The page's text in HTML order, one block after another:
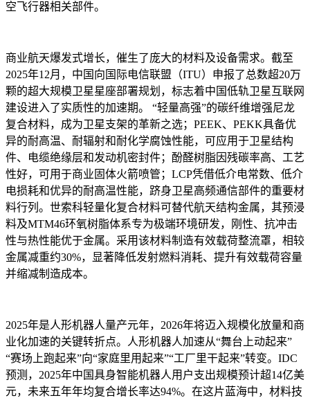
空飞行器相关部件。
商业航天爆发式增长，催生了庞大的材料及设备需求。截至
2025年12月，中国向国际电信联盟（ITU）申报了总数超20万
颗的超大规模卫星星座部署规划，标志着中国低轨卫星互联网
建设进入了实质性的加速期。 “轻量高强”的碳纤维增强尼龙
复合材料，成为卫星支架的革新之选；PEEK、PEKK具备优
异的耐高温、耐辐射和耐化学腐蚀性能，可应用于卫星结构
件、电缆绝缘层和发动机密封件；酚醛树脂因残碳率高、工艺
性好，可用于商业固体火箭喷管；LCP凭借低介电常数、低介
电损耗和优异的耐高温性能，跻身卫星高频通信部件的重要材
料行列。世索科轻量化复合材料可替代航天结构金属，其预浸
料及MTM46环氧树脂体系专为极端环境研发，刚性、抗冲击
性与热性能优于金属。采用该材料制造有效载荷整流罩，相较
金属减重约30%，显著降低发射燃料消耗、提升有效载荷容量
并缩减制造成本。
2025年是人形机器人量产元年，2026年将迈入规模化放量和商
业化加速的关键转折点。人形机器人加速从“舞台上动起来”
“赛场上跑起来”向“家庭里用起来”“工厂里干起来”转变。IDC
预测，2025年中国具身智能机器人用户支出规模预计超14亿美
元，未来五年年均复合增长率达94%。在这片蓝海中，材料技